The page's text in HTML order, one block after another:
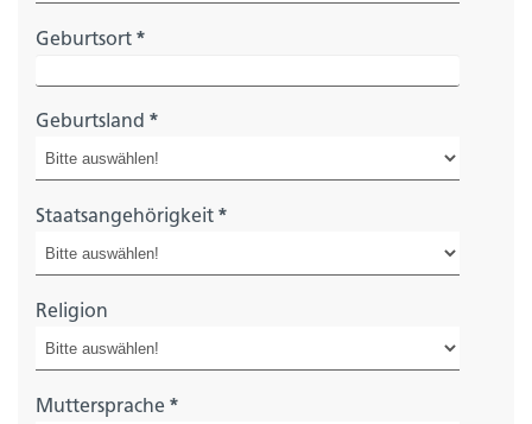
Geburtsort *
Geburtsland *
Staatsangehörigkeit *
Religion
Muttersprache *